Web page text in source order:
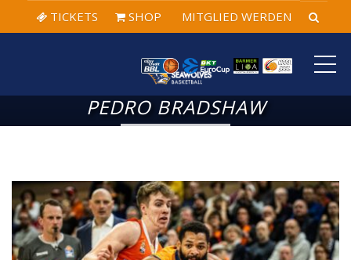
TICKETS SHOP MITGLIED WERDEN
PEDRO BRADSHAW